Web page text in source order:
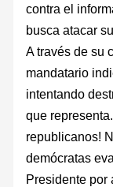
contra el
busca atacar
A través de su
mandatario
intentando
que
republicanos!
demócratas
Presidente por